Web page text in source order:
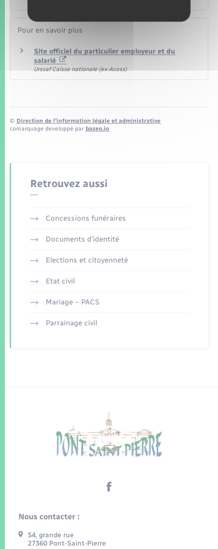
Pour en savoir plus
Site officiel du particulier employeur et du
salarié
Urssaf Caisse nationale (ex-Acoss)
© Direction de l’information légale et administrative
comarquage developpé par baseo.io
Retrouvez aussi
Concessions funéraires
Documents d’identité
Elections et citoyenneté
Etat civil
Mariage – PACS
Parrainage civil
Nous contacter :
54, grande rue
27360 Pont-Saint-Pierre